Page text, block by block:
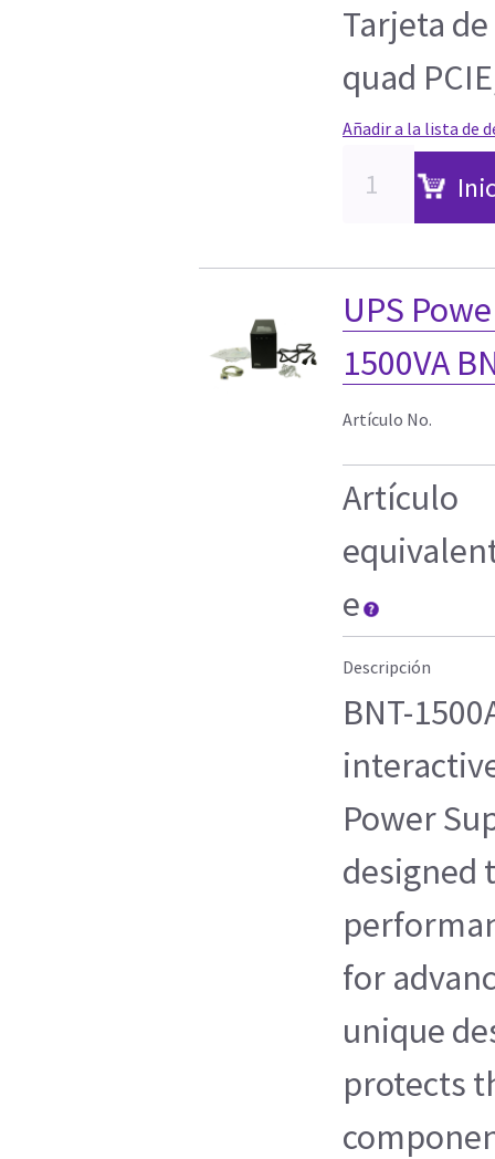
Tarjeta
quad
Añadir a la lista de
UPS
1500VA
Artículo No.
Artículo
e
Descripción
BNT-
Power
designed
for
unique
protects